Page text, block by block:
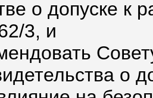
о допуске
3, и
о